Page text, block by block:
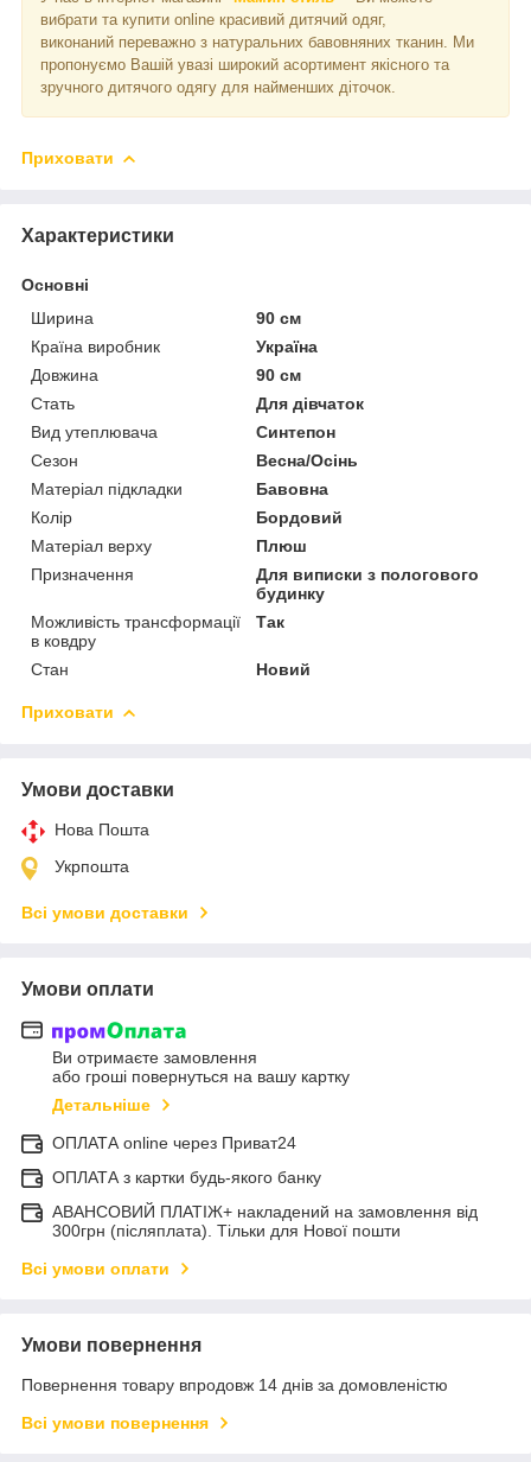
вибрати та купити online красивий дитячий одяг,
виконаний переважно з натуральних бавовняних тканин. Ми
пропонуємо Вашій увазі широкий асортимент якісного та
зручного дитячого одягу для найменших діточок.
Приховати
Характеристики
Основні
Ширина
90 см
Країна виробник
Україна
Довжина
90 см
Стать
Для дівчаток
Вид утеплювача
Синтепон
Сезон
Весна/Осінь
Матеріал підкладки
Бавовна
Колір
Бордовий
Матеріал верху
Плюш
Призначення
Для виписки з пологового
будинку
Можливість трансформації
в ковдру
Так
Стан Новий
Приховати
Умови доставки
Нова Пошта
Укрпошта
Всі умови доставки
Умови оплати
Ви отримаєте замовлення
або гроші повернуться на вашу картку
Детальніше
ОПЛАТА online через Приват24
ОПЛАТА з картки будь-якого банку
АВАНСОВИЙ ПЛАТІЖ+ накладений на замовлення від
300грн (післяплата). Тільки для Нової пошти
Всі умови оплати
Умови повернення
Повернення товару впродовж 14 днів за домовленістю
Всі умови повернення